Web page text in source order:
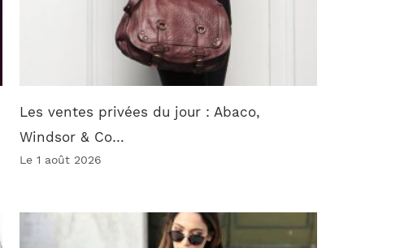
Les ventes privées du jour : Abaco,
Windsor & Co…
Le 1 août 2026